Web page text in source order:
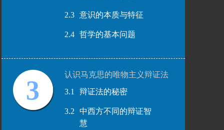
2.3 意识的本质与特征
2.4 哲学的基本问题
3
认识马克思的唯物主义辩证法
3.1
辩证法的秘密
3.2
中西方不同的辩证智
慧